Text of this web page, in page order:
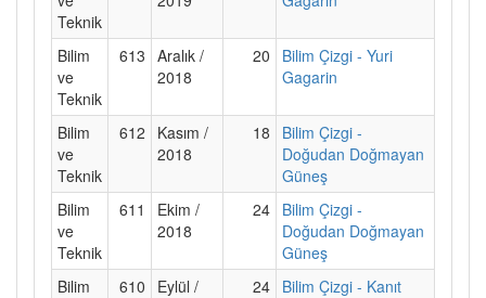
Teknik
Bilim
ve
Teknik
613 Aralık /
2018
20
Bilim Çizgi - Yuri
Gagarin
Bilim
ve
Teknik
612
Kasım /
2018
18
Bilim Çizgi -
Doğudan Doğmayan
Güneş
Bilim
ve
Teknik
611
Ekim /
2018
24 Bilim Çizgi -
Doğudan Doğmayan
Güneş
Bilim
610
Eylül /
24 Bilim Çizgi - Kanıt